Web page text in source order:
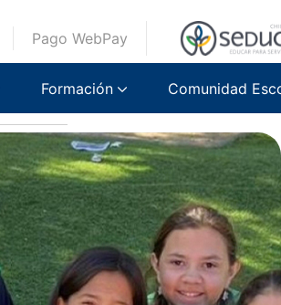
Pago WebPay
Formación Comunidad